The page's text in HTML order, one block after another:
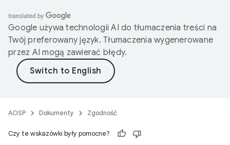
Google używa technologii AI do tłumaczenia treści na
Twój preferowany język. Tłumaczenia wygenerowane
przez AI mogą zawierać błędy.
AOSP Dokumenty Zgodność
Czy te wskazówki były pomocne?